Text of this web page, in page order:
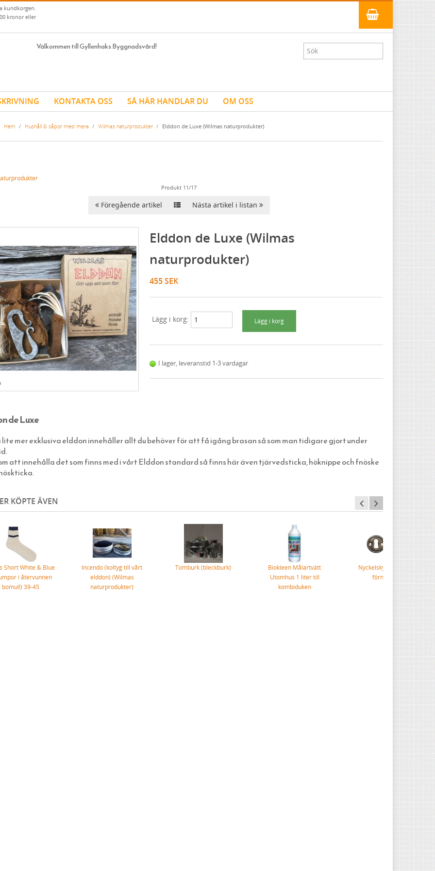
kundkorgen.
kronor eller
Välkommen till Gyllenhaks Byggnadsvård!
KONTAKTA OSS SÅ HÄR HANDLAR DU OM OSS
Hem / Hushåll & såpor med mera / Wilmas naturprodukter / Elddon de Luxe (Wilmas naturprodukter)
Produkt 11/17
Föregående artikel Nästa artikel i listan
Elddon de Luxe (Wilmas
naturprodukter)
455 SEK
Lägg i korg:
I lager, leveranstid 1-3 vardagar
de Luxe
mer exklusiva elddon innehåller allt du behöver för att få igång brasan så som man tidigare gjort under
att innehålla det som finns med i vårt Elddon standard så finns här även tjärvedsticka, höknippe och fnöske
KÖPTE ÄVEN
Short White & Blue
i återvunnen
bomull) 39-45
Incendo (koltyg till vårt
elddon) (Wilmas
naturprodukter)
Tomburk (bleckburk)
Biokleen Målartvätt
Utomhus 1 liter till
kombiduken
Nyckelskylt pärlrand
förnicklad